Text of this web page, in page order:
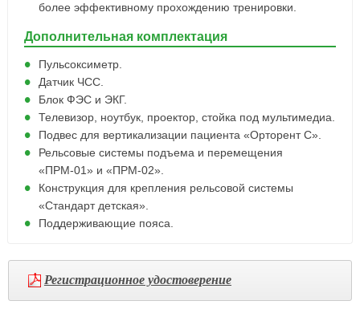
более эффективному прохождению тренировки.
Дополнительная комплектация
Пульсоксиметр.
Датчик ЧСС.
Блок ФЭС и ЭКГ.
Телевизор, ноутбук, проектор, стойка под мультимедиа.
Подвес для вертикализации пациента «Орторент С».
Рельсовые системы подъема и перемещения
«ПРМ-01» и «ПРМ-02».
Конструкция для крепления рельсовой системы
«Стандарт детская».
Поддерживающие пояса.
Регистрационное удостоверение